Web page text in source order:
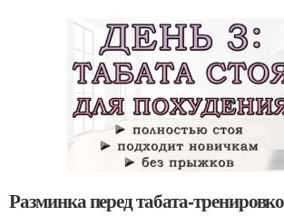
Разминка перед табата-